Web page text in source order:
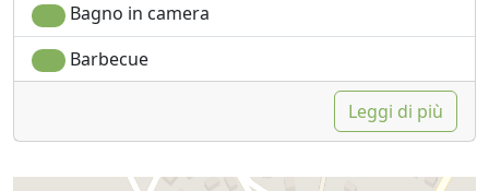
Bagno in camera
Barbecue
Leggi di più